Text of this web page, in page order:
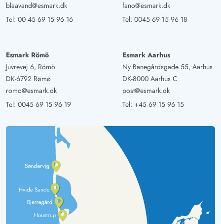
blaavand@esmark.dk
Tel: 00 45 69 15 96 16
fano@esmark.dk
Tel: 0045 69 15 96 18
Esmark Römö
Juvrevej 6, Römö
DK-6792 Rømø
romo@esmark.dk
Tel: 0045 69 15 96 19
Esmark Aarhus
Ny Banegårdsgade 55, Aarhus
DK-8000 Aarhus C
post@esmark.dk
Tel: +45 69 15 96 15